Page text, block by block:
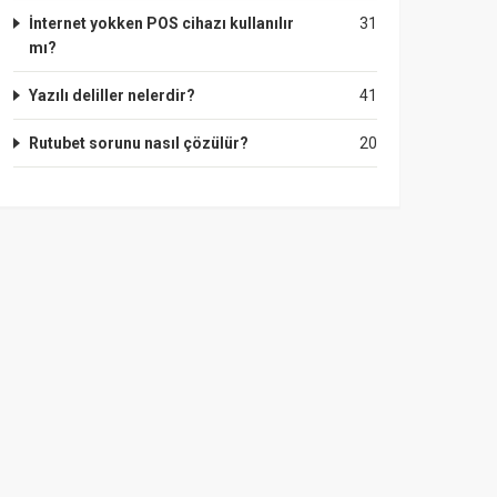
31
İnternet yokken POS cihazı kullanılır
mı?
41
Yazılı deliller nelerdir?
20
Rutubet sorunu nasıl çözülür?